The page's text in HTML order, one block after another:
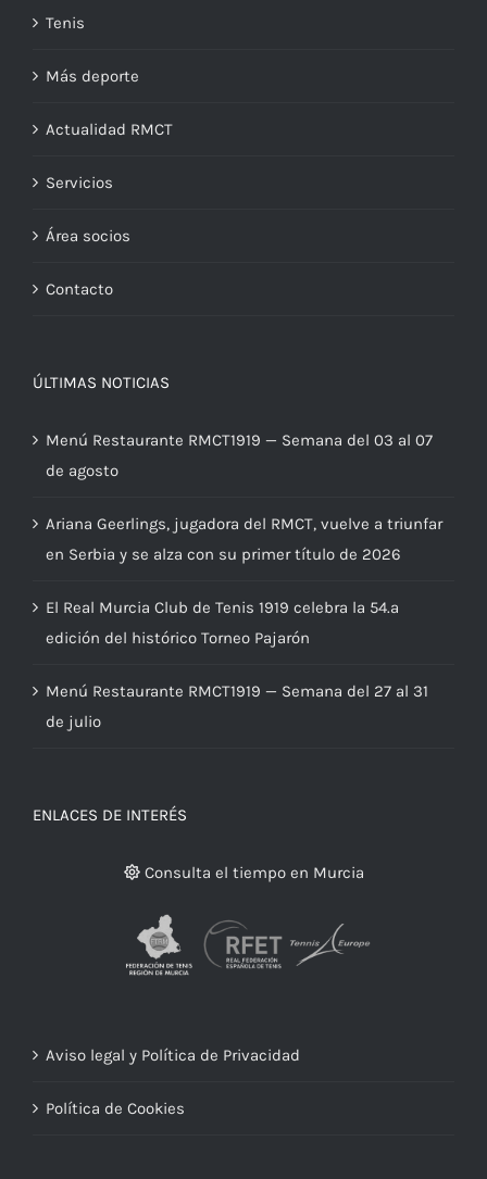
Tenis
Más deporte
Actualidad RMCT
Servicios
Área socios
Contacto
ÚLTIMAS NOTICIAS
Menú Restaurante RMCT1919 — Semana del 03 al 07
de agosto
Ariana Geerlings, jugadora del RMCT, vuelve a triunfar
en Serbia y se alza con su primer título de 2026
El Real Murcia Club de Tenis 1919 celebra la 54.ª
edición del histórico Torneo Pajarón
Menú Restaurante RMCT1919 — Semana del 27 al 31
de julio
ENLACES DE INTERÉS
Consulta el tiempo en Murcia
Aviso legal y Política de Privacidad
Política de Cookies